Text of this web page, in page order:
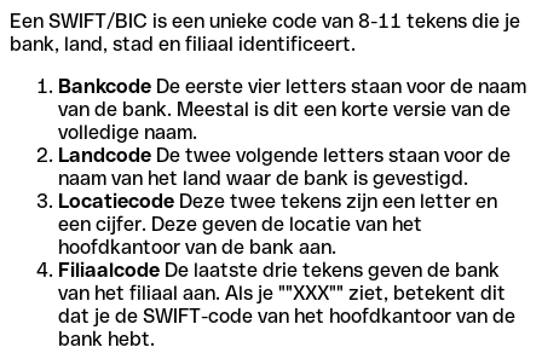
Een SWIFT/BIC is een unieke code van 8-11 tekens die je
bank, land, stad en filiaal identificeert.
Bankcode De eerste vier letters staan voor de naam
van de bank. Meestal is dit een korte versie van de
volledige naam.
Landcode De twee volgende letters staan voor de
naam van het land waar de bank is gevestigd.
Locatiecode Deze twee tekens zijn een letter en
een cijfer. Deze geven de locatie van het
hoofdkantoor van de bank aan.
Filiaalcode De laatste drie tekens geven de bank
van het filiaal aan. Als je ""XXX"" ziet, betekent dit
dat je de SWIFT-code van het hoofdkantoor van de
bank hebt.